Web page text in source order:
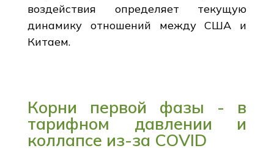
воздействия определяет текущую
динамику отношений между США и
Китаем.
Корни первой фазы - в
тарифном давлении и
коллапсе из-за COVID